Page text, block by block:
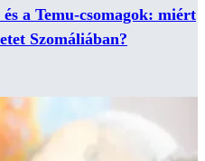
a Temu-csomagok: miért
Szomáliában?